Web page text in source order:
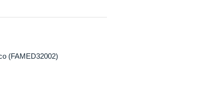
(FAMED32002)